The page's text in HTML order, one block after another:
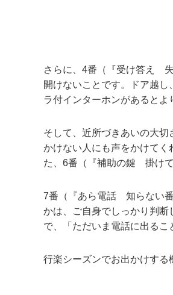
さらに、4番（『受け答え
開けないことです。ドア越
ラ付インターホンがあるとよ
そして、近所づきあいの大
かけない人にも声をかけてく
た、6番（『補助の鍵 掛け
7番（『あら電話 知らない
かは、ご自身でしっかり判
で、「ただいま電話に出るこ
行楽シーズンでお出かけする